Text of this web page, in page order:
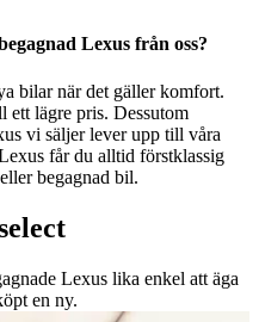
Lexus från oss?
bilar när det gäller komfort.
ett lägre pris. Dessutom
vi säljer lever upp till våra
får du alltid förstklassig
begagnad bil.
Lexus lika enkel att äga
en ny.